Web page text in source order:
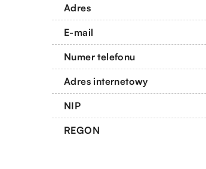
Adres
E-mail
Numer telefonu
Adres internetowy
NIP
REGON